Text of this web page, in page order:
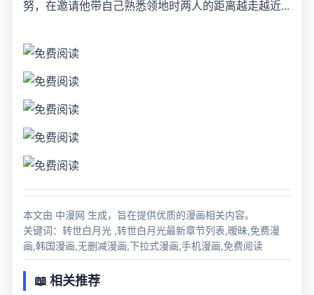
努，在邀请他带自己熟悉领地时两人的距离越走越近...
本文由 中漫网 生成，旨在提供优质的漫画相关内容。
关键词：转世白月光 ,转世白月光最新章节列表,暧昧,免费漫
画,韩国漫画,无删减漫画,下拉式漫画,手机漫画,免费阅读
📖 相关推荐